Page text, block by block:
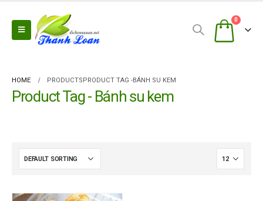
0
HOME PRODUCTS PRODUCT TAG -BÁNH SU KEM
Product Tag - Bánh su kem